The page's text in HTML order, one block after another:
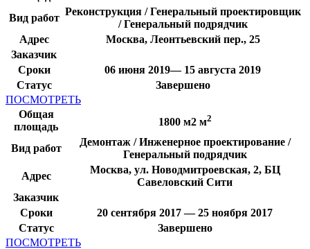
Вид работ
Реконструкция / Генеральный проектировщик
/ Генеральный подрядчик
Адрес
Москва, Леонтьевский пер., 25
Заказчик
Сроки
06 июня 2019— 15 августа 2019
Статус
Завершено
ПОСМОТРЕТЬ
Общая
площадь
1800 м2 м2
Вид работ
Демонтаж / Инженерное проектирование /
Генеральный подрядчик
Адрес
Москва, ул. Новодмитроевская, 2, БЦ
Савеловский Сити
Заказчик
Сроки
20 сентября 2017 — 25 ноября 2017
Статус
Завершено
ПОСМОТРЕТЬ